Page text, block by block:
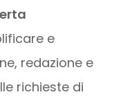
e
redazione e
richieste di